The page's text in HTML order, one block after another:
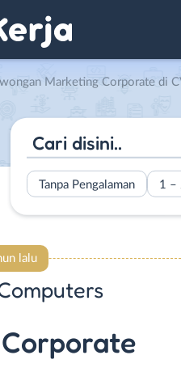
Marketing Corporate di CV. Pandawa
Tanpa Pengalaman 1 –
lalu